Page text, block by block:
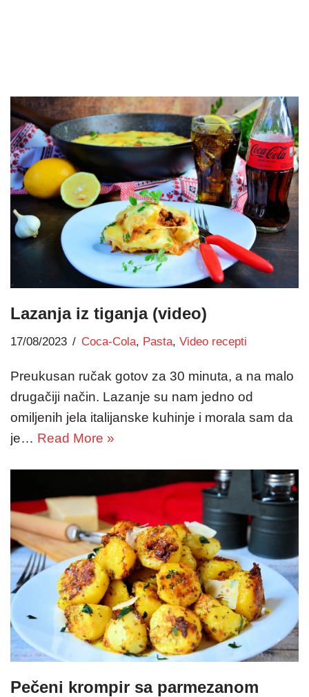
Lazanja iz tiganja (video)
17/08/2023 Coca-Cola, Pasta, Video recepti
Preukusan ručak gotov za 30 minuta, a na malo
drugačiji način. Lazanje su nam jedno od
omiljenih jela italijanske kuhinje i morala sam da
je… Read More »
Pečeni krompir sa parmezanom